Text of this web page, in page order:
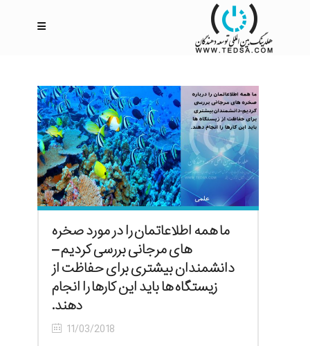
ما همه اطلاعاتمان را در مورد صخره
های مرجانی بررسی کردیم –
دانشمندان بیشتری برای حفاظت از
زیستگاه ها باید این کارها را انجام
دهند.
11/03/2018